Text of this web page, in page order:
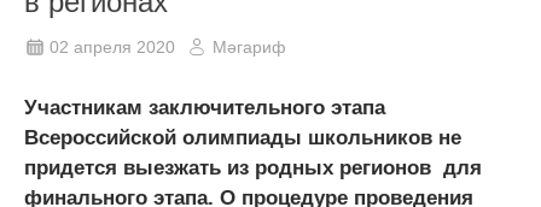
02 апреля 2020 Мәгариф
Участникам заключительного этапа
Всероссийской олимпиады школьников не
придется выезжать из родных регионов для
финального этапа. О процедуре проведения